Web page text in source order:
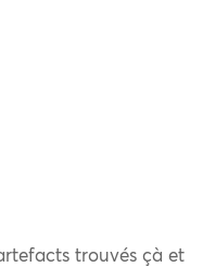
trouvés çà et